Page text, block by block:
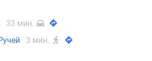
33 мин.
3 мин.